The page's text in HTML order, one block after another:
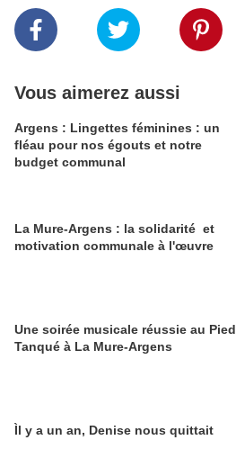
Vous aimerez aussi
Argens : Lingettes féminines : un
fléau pour nos égouts et notre
budget communal
La Mure-Argens : la solidarité et
motivation communale à l'œuvre
Une soirée musicale réussie au Pied
Tanqué à La Mure-Argens
Ìl y a un an, Denise nous quittait